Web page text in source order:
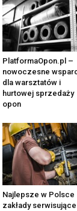
PlatformaOpon.pl –
nowoczesne
dla warsztatów i
hurtowej sprzedaży
opon
Najlepsze w Polsce
zakłady serwisujące